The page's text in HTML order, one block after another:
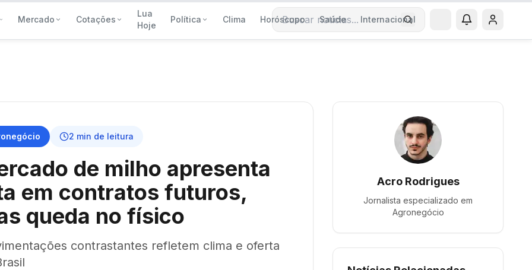
Mercado Cotações
Lua
Hoje
Política Clima Horóscopo Saúde Internacional
Buscar notícias
2 min de leitura
de milho apresenta
em contratos futuros,
queda no físico
contrastantes refletem clima e oferta
Acro Rodrigues
Jornalista especializado em
Agronegócio